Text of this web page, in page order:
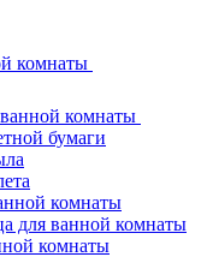
комнаты
комнаты
бумаги
комнаты
для ванной комнаты
комнаты